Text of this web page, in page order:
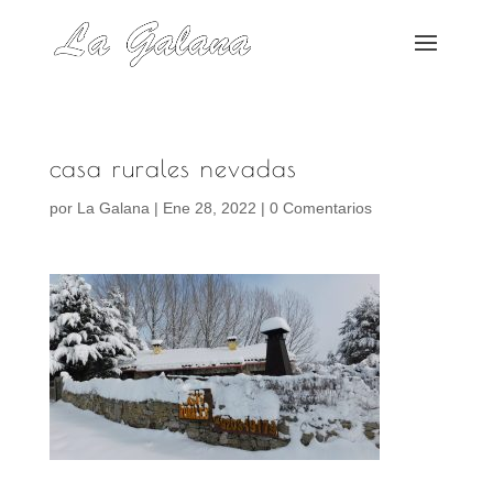
casa rurales nevadas
por La Galana | Ene 28, 2022 | 0 Comentarios